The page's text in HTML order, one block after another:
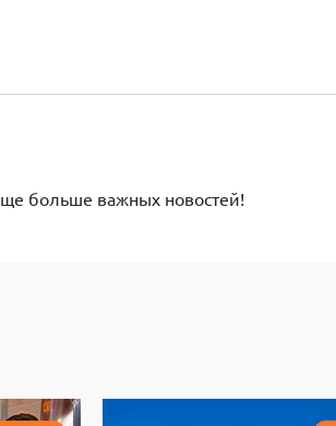
больше важных новостей!